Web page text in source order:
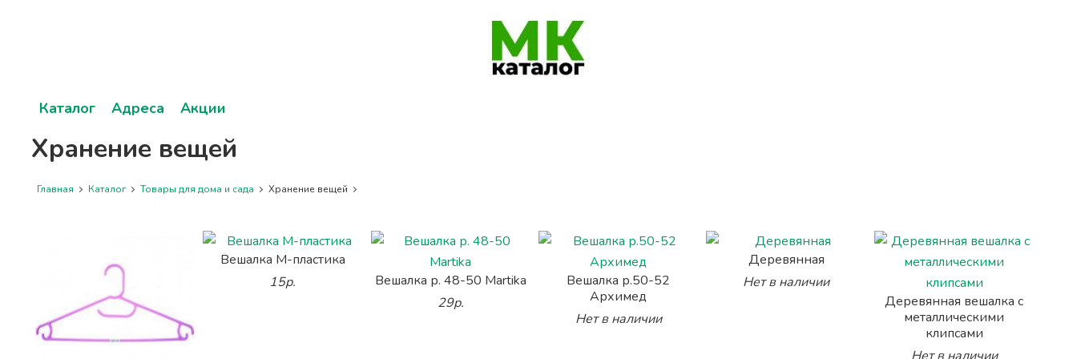
Каталог Адреса Акции
Хранение вещей
Главная Каталог Товары для дома и сада Хранение вещей
Вешалка М-пластика
15р.
Вешалка р. 48-50 Martika
29р.
Вешалка р.50-52
Архимед
Нет в наличии
Деревянная
Нет в наличии
Деревянная вешалка с
металлическими
клипсами